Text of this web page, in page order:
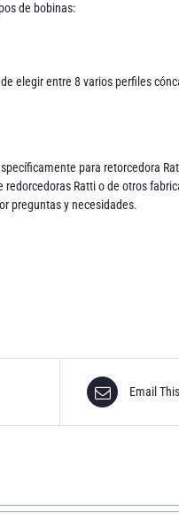
de bobinas:
elegir entre 8 varios perfiles
para retorcedora
Ratti o de otros
preguntas y necesidades.
Email